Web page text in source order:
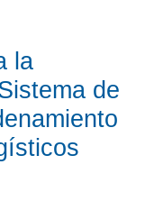
la
de